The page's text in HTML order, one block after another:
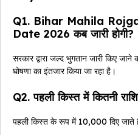
Q1. Bihar Mahila
Date 2026 कब जारी होगी?
सरकार द्वारा जल्द भुगतान जारी किए
घोषणा का इंतजार किया जा रहा है।
Q2. पहली किस्त में कितनी
पहली किस्त के रूप में ₹10,000 दिए जाते